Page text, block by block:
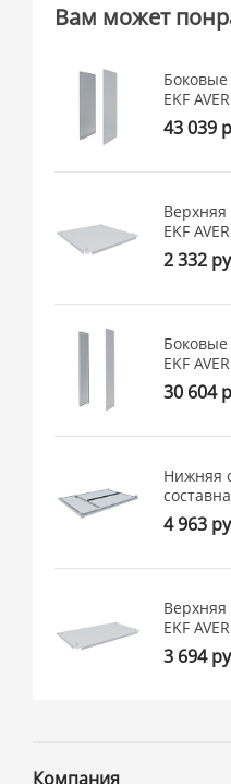
Вам может
EKF
43 039
EKF
2 332
EKF
30 604
Нижняя
4 963
EKF
3 694
Компания